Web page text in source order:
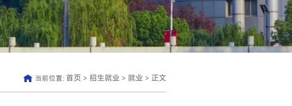
当前位置:首页 >招生就业 >就业 >正文